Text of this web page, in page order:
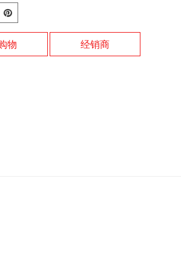
物 经销商